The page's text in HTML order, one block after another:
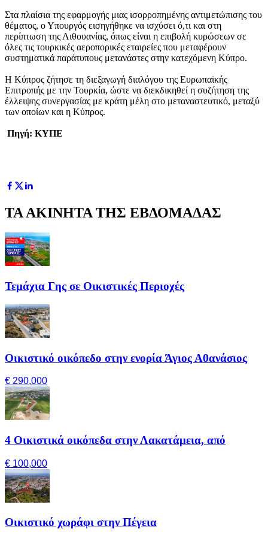
Στα πλαίσια της εφαρμογής μιας ισορροπημένης αντιμετώπισης του
θέματος, ο Υπουργός εισηγήθηκε να ισχύσει ό,τι και στη
περίπτωση της Λιθουανίας, όπως είναι η επιβολή κυρώσεων σε
όλες τις τουρκικές αεροπορικές εταιρείες που μεταφέρουν
συστηματικά παράτυπους μετανάστες στην κατεχόμενη Κύπρο.
Η Κύπρος ζήτησε τη διεξαγωγή διαλόγου της Ευρωπαϊκής
Επιτροπής με την Τουρκία, ώστε να διεκδικηθεί η συζήτηση της
έλλειψης συνεργασίας με κράτη μέλη στο μεταναστευτικό, μεταξύ
των οποίων και η Κύπρος.
Πηγή: ΚΥΠΕ
ΤΑ ΑΚΙΝΗΤΑ ΤΗΣ ΕΒΔΟΜΑΔΑΣ
Τεμάχια Γης σε Οικιστικές Περιοχές
Οικιστικό οικόπεδο στην ενορία Άγιος Αθανάσιος
€ 290,000
4 Οικιστικά οικόπεδα στην Λακατάμεια, από
€ 100,000
Οικιστικό χωράφι στην Πέγεια